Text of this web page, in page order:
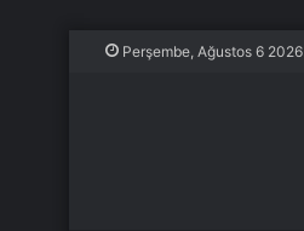
Perşembe, Ağustos 6 2026